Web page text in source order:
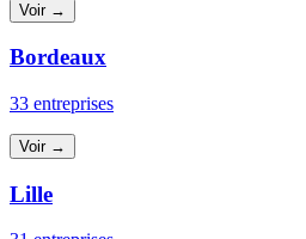
Voir →
Bordeaux
33 entreprises
Voir →
Lille